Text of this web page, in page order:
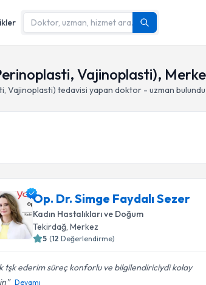
Vajinoplasti),
Vajinoplasti) tedavisi yapan doktor - uzman bulundu
Op. Dr. Simge Faydalı Sezer
Kadın Hastalıkları ve Doğum
Tekirdağ, Merkez
5 (12 Değerlendirme)
tşk ederim süreç konforlu ve bilgilendiriciydi kolay
Devamı